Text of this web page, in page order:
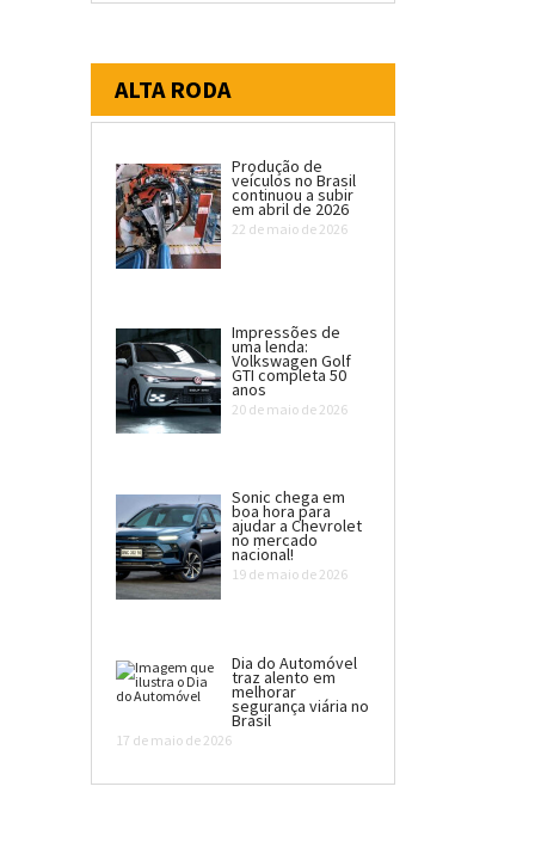
ALTA RODA
Produção de
veículos no Brasil
continuou a subir
em abril de 2026
22 de maio de 2026
Impressões de
uma lenda:
Volkswagen Golf
GTI completa 50
anos
20 de maio de 2026
Sonic chega em
boa hora para
ajudar a Chevrolet
no mercado
nacional!
19 de maio de 2026
Dia do Automóvel
traz alento em
melhorar
segurança viária no
Brasil
17 de maio de 2026